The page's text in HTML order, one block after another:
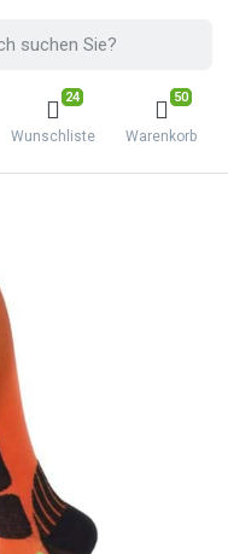
24
Wunschliste
50
Warenkorb